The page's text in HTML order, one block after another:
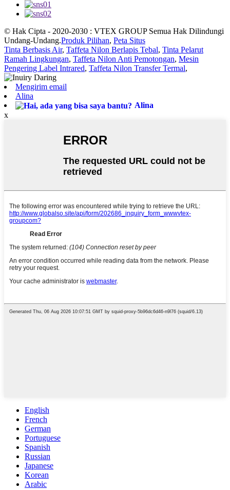
© Hak Cipta - 2020-2030 : VTEX GROUP Semua Hak Dilindungi
Undang-Undang.Produk Pilihan, Peta Situs
Tinta Berbasis Air, Taffeta Nilon Berlapis Tebal, Tinta Pelarut
Ramah Lingkungan, Taffeta Nilon Anti Pemotongan, Mesin
Pengering Label Intrared, Taffeta Nilon Transfer Termal,
Mengirim email
Alina
Alina
x
English
French
German
Portuguese
Spanish
Russian
Japanese
Korean
Arabic